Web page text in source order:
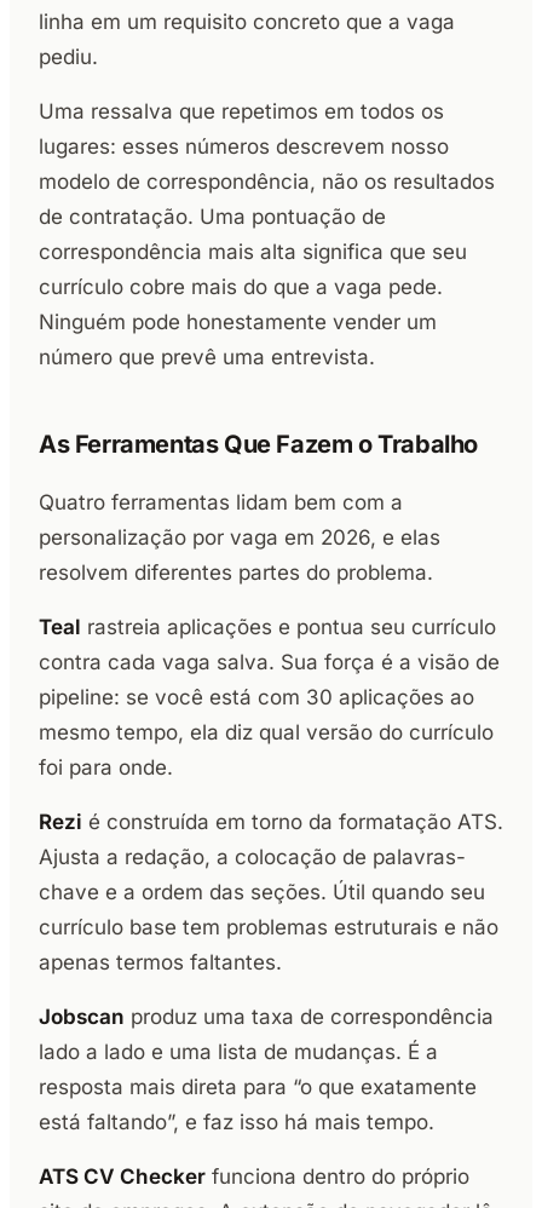
linha em um requisito concreto que a vaga
pediu.
Uma ressalva que repetimos em todos os
lugares: esses números descrevem nosso
modelo de correspondência, não os resultados
de contratação. Uma pontuação de
correspondência mais alta significa que seu
currículo cobre mais do que a vaga pede.
Ninguém pode honestamente vender um
número que prevê uma entrevista.
As Ferramentas Que Fazem o Trabalho
Quatro ferramentas lidam bem com a
personalização por vaga em 2026, e elas
resolvem diferentes partes do problema.
Teal rastreia aplicações e pontua seu currículo
contra cada vaga salva. Sua força é a visão de
pipeline: se você está com 30 aplicações ao
mesmo tempo, ela diz qual versão do currículo
foi para onde.
Rezi é construída em torno da formatação ATS.
Ajusta a redação, a colocação de palavras-
chave e a ordem das seções. Útil quando seu
currículo base tem problemas estruturais e não
apenas termos faltantes.
Jobscan produz uma taxa de correspondência
lado a lado e uma lista de mudanças. É a
resposta mais direta para “o que exatamente
está faltando”, e faz isso há mais tempo.
ATS CV Checker funciona dentro do próprio